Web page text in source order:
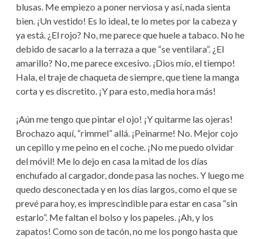
blusas. Me empiezo a poner nerviosa y así, nada sienta
bien. ¡Un vestido! Es lo ideal, te lo metes por la cabeza y
ya está. ¿El rojo? No, me parece que huele a tabaco. No he
debido de sacarlo a la terraza a que “se ventilara”. ¿El
amarillo? No, me parece excesivo. ¡Dios mío, el tiempo!
Hala, el traje de chaqueta de siempre, que tiene la manga
corta y es discretito. ¡Y para esto, media hora más!
¡Aún me tengo que pintar el ojo! ¡Y quitarme las ojeras!
Brochazo aquí, “rimmel” allá. ¡Peinarme! No. Mejor cojo
un cepillo y me peino en el coche. ¡No me puedo olvidar
del móvil! Me lo dejo en casa la mitad de los días
enchufado al cargador, donde pasa las noches. Y luego me
quedo desconectada y en los días largos, como el que se
prevé para hoy, es imprescindible para estar en casa “sin
estarlo”. Me faltan el bolso y los papeles. ¡Ah, y los
zapatos! Como son de tacón, no me los pongo hasta que